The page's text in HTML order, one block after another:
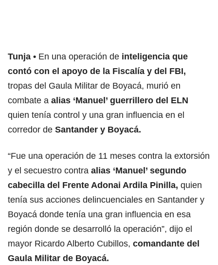
Tunja En una operación de inteligencia que
contó con el apoyo de la Fiscalía y del FBI,
tropas del Gaula Militar de Boyacá, murió en
combate a alias ‘Manuel’ guerrillero del ELN
quien tenía control y una gran influencia en el
corredor de Santander y Boyacá.
“Fue una operación de 11 meses contra la extorsión
y el secuestro contra alias ‘Manuel’ segundo
cabecilla del Frente Adonai Ardila Pinilla, quien
tenía sus acciones delincuenciales en Santander y
Boyacá donde tenía una gran influencia en esa
región donde se desarrolló la operación”, dijo el
mayor Ricardo Alberto Cubillos, comandante del
Gaula Militar de Boyacá.